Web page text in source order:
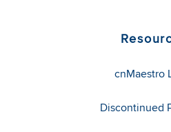
cnMaestro
Discontinued